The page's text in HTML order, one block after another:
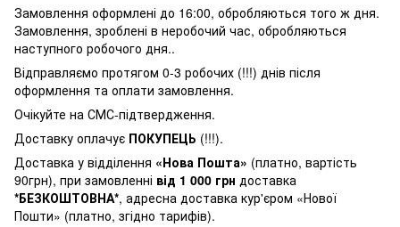
Замовлення оформлені до 16:00, обробляються того ж дня.
Замовлення, зроблені в неробочий час, обробляються
наступного робочого дня..
Відправляємо протягом 0-3 робочих (!!!) днів після
оформлення та оплати замовлення.
Очікуйте на СМС-підтвердження.
Доставку оплачує ПОКУПЕЦЬ (!!!).
Доставка у відділення «Нова Пошта» (платно, вартість
90грн), при замовленні від 1 000 грн доставка
*БЕЗКОШТОВНА*, адресна доставка кур'єром «Нової
Пошти» (платно, згідно тарифів).